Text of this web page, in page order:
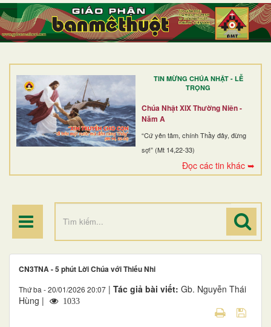
TIN MỪNG CHÚA NHẬT - LỄ
TRỌNG
Chúa Nhật XIX Thường Niên -
Năm A
“Cứ yên tâm, chính Thầy đây, đừng
sợ!” (Mt 14,22-33)
Đọc các tin khác ➥
TRANG NHẤT
GIỚI THIỆU
DÒNG TU
BAN MỤC VỤ
ĐOÀN THỂ CG
ĐIỂM HÀNH HƯƠNG
CN3TNA - 5 phút Lời Chúa với Thiếu Nhi
Thứ ba - 20/01/2026 20:07 | Tác giả bài viết: Gb. Nguyễn Thái
Hùng |
1033